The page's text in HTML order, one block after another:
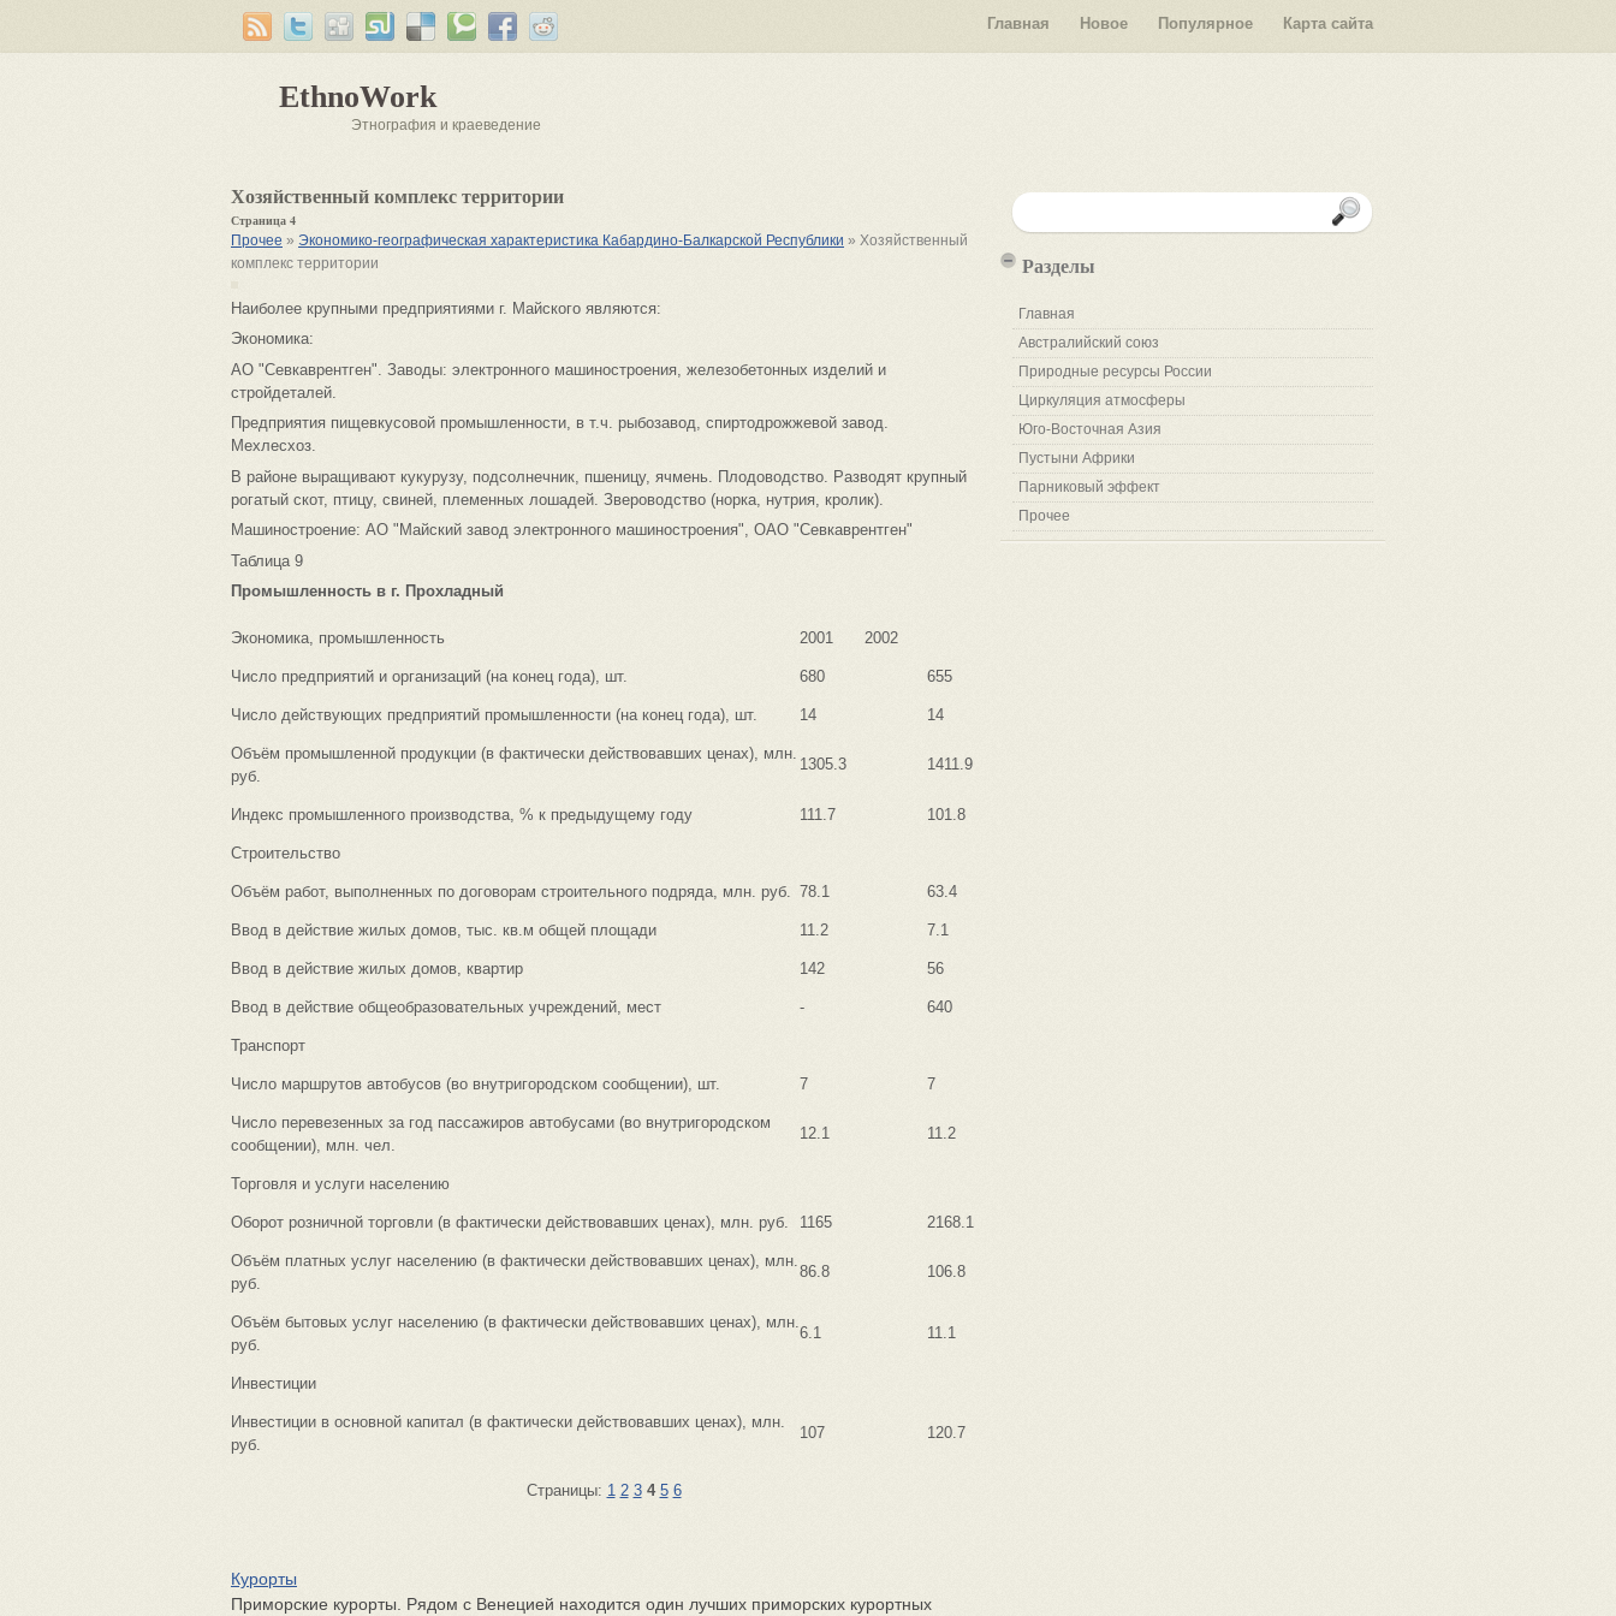
EthnoWork
Этнография и краеведение
Главная Новое Популярное Карта сайта
Хозяйственный комплекс территории
Страница 4
Прочее » Экономико-географическая характеристика Кабардино-Балкарской Республики » Хозяйственный
комплекс территории
Наиболее крупными предприятиями г. Майского являются:
Экономика:
АО "Севкаврентген". Заводы: электронного машиностроения, железобетонных изделий и
стройдеталей.
Предприятия пищевкусовой промышленности, в т.ч. рыбозавод, спиртодрожжевой завод.
Мехлесхоз.
В районе выращивают кукурузу, подсолнечник, пшеницу, ячмень. Плодоводство. Разводят крупный
рогатый скот, птицу, свиней, племенных лошадей. Звероводство (норка, нутрия, кролик).
Машиностроение: АО "Майский завод электронного машиностроения", ОАО "Севкаврентген"
Таблица 9
Промышленность в г. Прохладный
Экономика, промышленность 2001 2002
Число предприятий и организаций (на конец года), шт. 680 655
Число действующих предприятий промышленности (на конец года), шт. 14 14
Объём промышленной продукции (в фактически действовавших ценах), млн.
руб.
1305.3 1411.9
Индекс промышленного производства, % к предыдущему году 111.7 101.8
Строительство
Объём работ, выполненных по договорам строительного подряда, млн. руб. 78.1 63.4
Ввод в действие жилых домов, тыс. кв.м общей площади 11.2 7.1
Ввод в действие жилых домов, квартир 142 56
Ввод в действие общеобразовательных учреждений, мест - 640
Транспорт
Число маршрутов автобусов (во внутригородском сообщении), шт. 7 7
Число перевезенных за год пассажиров автобусами (во внутригородском
сообщении), млн. чел.
12.1 11.2
Торговля и услуги населению
Оборот розничной торговли (в фактически действовавших ценах), млн. руб. 1165 2168.1
Объём платных услуг населению (в фактически действовавших ценах), млн.
руб.
86.8 106.8
Объём бытовых услуг населению (в фактически действовавших ценах), млн.
руб.
6.1 11.1
Инвестиции
Инвестиции в основной капитал (в фактически действовавших ценах), млн.
руб.
107 120.7
Страницы: 1 2 3 4 5 6
Курорты
Приморские курорты. Рядом с Венецией находится один лучших приморских курортных
Разделы
Главная
Австралийский союз
Природные ресурсы России
Циркуляция атмосферы
Юго-Восточная Азия
Пустыни Африки
Парниковый эффект
Прочее